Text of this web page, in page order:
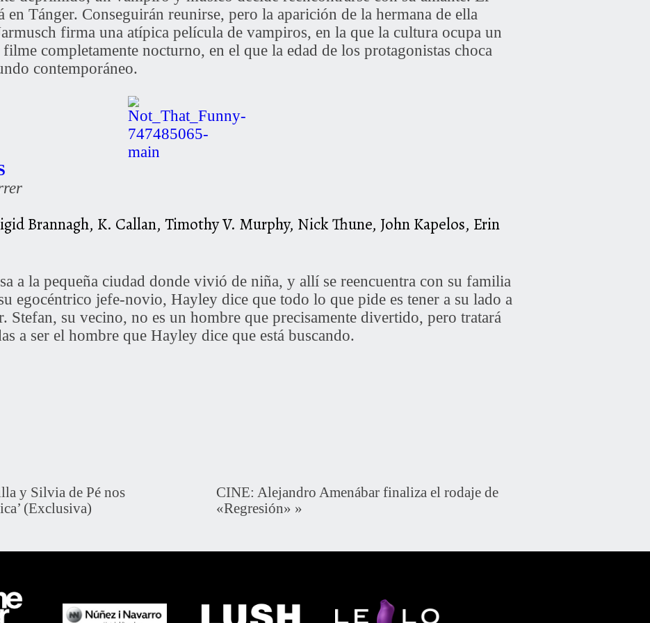
en Tánger. Conseguirán reunirse, pero la aparición de la hermana de ella
firma una atípica película de vampiros, en la que la cultura ocupa un
completamente nocturno, en el que la edad de los protagonistas choca
contemporáneo.
Brannagh, K. Callan, Timothy V. Murphy, Nick Thune, John Kapelos, Erin
a la pequeña ciudad donde vivió de niña, y allí se reencuentra con su familia
egocéntrico jefe-novio, Hayley dice que todo lo que pide es tener a su lado a
Stefan, su vecino, no es un hombre que precisamente divertido, pero tratará
a ser el hombre que Hayley dice que está buscando.
y Silvia de Pé nos
(Exclusiva)
CINE: Alejandro Amenábar finaliza el rodaje de
«Regresión» »